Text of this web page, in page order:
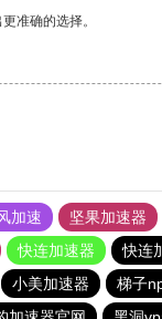
准确的选择。
加速 坚果加速器
快连加速器 快连
小美加速器 梯子